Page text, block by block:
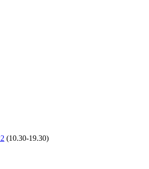
(10.30-19.30)